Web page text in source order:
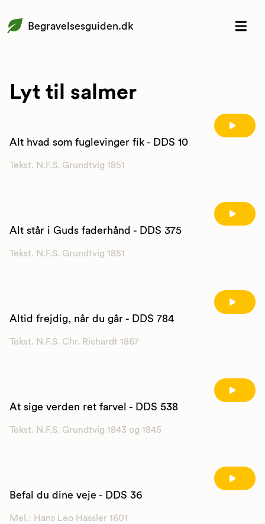
Begravelsesguiden.dk
Lyt til salmer
Alt hvad som fuglevinger fik - DDS 10
Tekst. N.F.S. Grundtvig 1851
Alt står i Guds faderhånd - DDS 375
Tekst. N.F.S. Grundtvig 1851
Altid frejdig, når du går - DDS 784
Tekst. N.F.S. Chr. Richardt 1867
At sige verden ret farvel - DDS 538
Tekst. N.F.S. Grundtvig 1843 og 1845
Befal du dine veje - DDS 36
Mel.: Hans Leo Hassler 1601